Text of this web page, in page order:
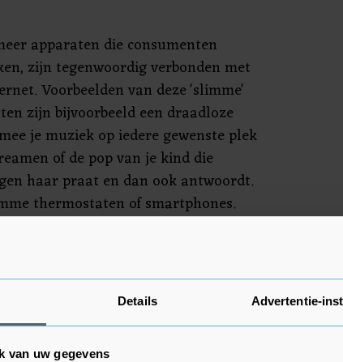
Details Advertentie-
van uw gegevens
apparaten die consumenten
zijn tegenwoordig verbonden met
Voorbeelden van deze 'slimme'
zijn bijvoorbeeld een draadloze
je muziek op iedere gewenste plek
of de pop van je kind die
haar praat en dan ook antwoordt.
thermostaten of smartphones.
is het van groot belang dat
ook hoe lang het apparaat goed en
worden", zegt Edwin van Houten,